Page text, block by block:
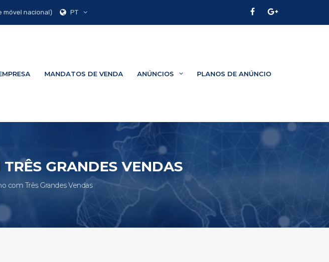
PT
móvel nacional)
MANDATOS DE VENDA ANÚNCIOS PLANOS DE ANÚNCIO
GRANDES VENDAS
com Três Grandes Vendas